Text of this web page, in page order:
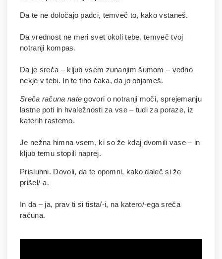
Da te ne določajo padci, temveč to, kako vstaneš.
Da vrednost ne meri svet okoli tebe, temveč tvoj
notranji kompas.
Da je sreča – kljub vsem zunanjim šumom – vedno
nekje v tebi. In te tiho čaka, da jo objameš.
Sreča računa nate govori o notranji moči, sprejemanju
lastne poti in hvaležnosti za vse – tudi za poraze, iz
katerih rastemo.
Je nežna himna vsem, ki so že kdaj dvomili vase – in
kljub temu stopili naprej.
Prisluhni. Dovoli, da te opomni, kako daleč si že
prišel/-a.
In da – ja, prav ti si tista/-i, na katero/-ega sreča
računa.